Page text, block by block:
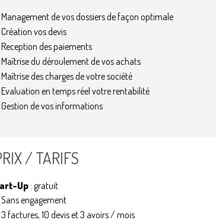
Management de vos dossiers de façon optimale
Création vos devis
Reception des paiements
Maîtrise du déroulement de vos achats
Maîtrise des charges de votre société
Evaluation en temps réel votre rentabilité
Gestion de vos informations
/ TARIFS
Up : gratuit
Sans engagement
3 factures, 10 devis et 3 avoirs / mois